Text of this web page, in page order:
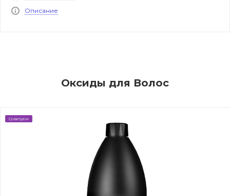
Описание
Оксиды для Волос
Советуем